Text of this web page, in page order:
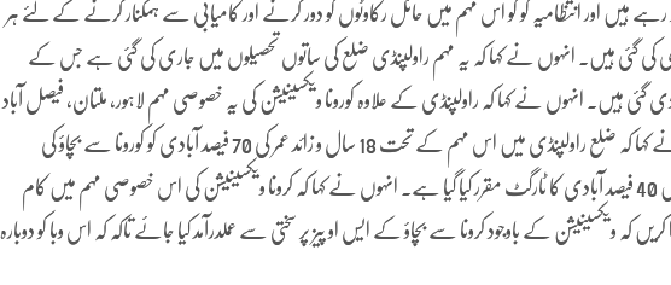
رہے ہیں اور انتظامیہ کو کو اس مہم میں حائل رکاوٹوں کو دور کرنے اور کامیابی سے ہمکنار کرنے کے لئے ہر
کی گئی ہیں۔ انہوں نے کہا کہ یہ مہم راولپنڈی ضلع کی ساتوں تحصیلوں میں جاری کی گئی ہے جس کے
گئی ہیں۔ انہوں نے کہا کہ راولپنڈی کے علاوہ کورونا ویکسینیشن کی یہ خصوصی مہم لاہور، ملتان، فیصل آباد
اور گوجرانوالہ میں شروع کی گئی ہے۔ انہوں نے کہا کہ ضلع راولپنڈی میں اس مہم کے تحت 18 سال و زائد عمر کی 70 فیصد آبادی کو کورونا سے بچاؤ کی
ویکسین لگائی جائے گی جبکہ دیگر چار اضلاع میں 40 فیصد آبادی کا ٹارگٹ مقرر کیا گیا ہے۔ انہوں نے کہا کہ کرونا ویکسینیشن کی اس خصوصی مہم میں کام
کہ ویکسینیشن کے باوجود کرونا سے بچاؤ کے ایس او پیز پر سختی سے عملدرآمد کیا جائے تاکہ کہ اس وبا کو دوبارہ